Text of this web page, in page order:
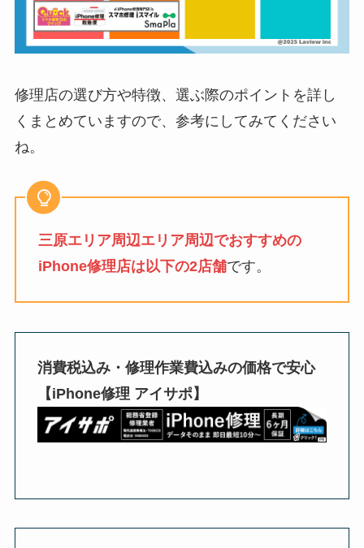
修理店の選び方や特徴、選ぶ際のポイントを詳し
くまとめていますので、参考にしてみてください
ね。
三原エリア周辺エリア周辺でおすすめの
iPhone修理店は以下の2店舗です。
消費税込み・修理作業費込みの価格で安心
【iPhone修理 アイサポ】